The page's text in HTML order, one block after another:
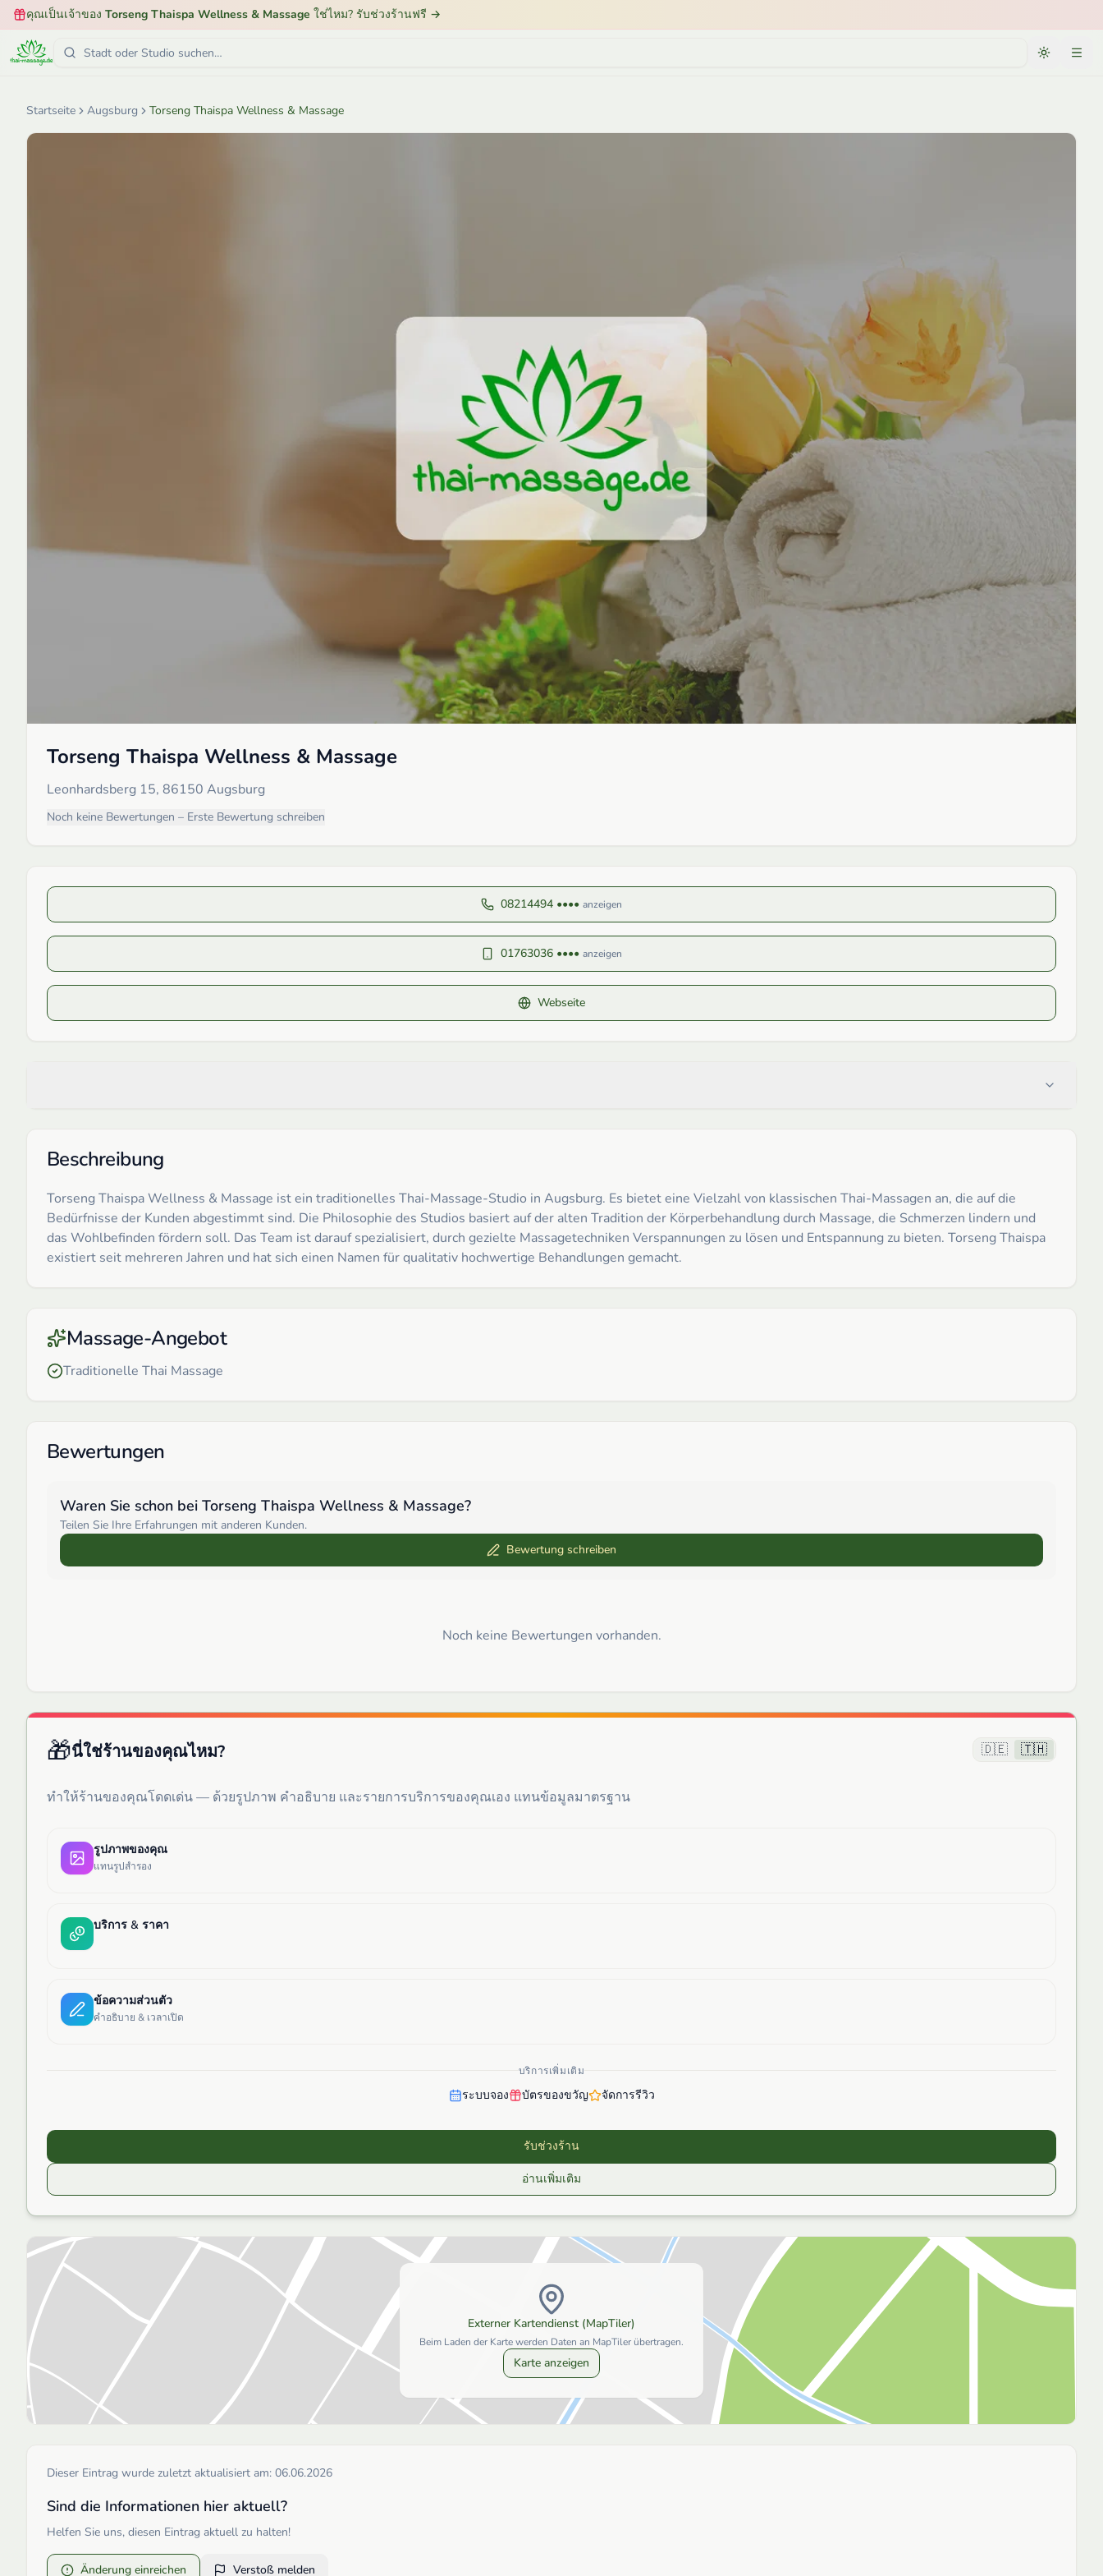
คุณเป็นเจ้าของ Torseng Thaispa Wellness & Massage ใช่ไหม? รับช่วงร้านฟรี →
Startseite Augsburg Torseng Thaispa Wellness & Massage
Torseng Thaispa Wellness & Massage
Leonhardsberg 15, 86150 Augsburg
Noch keine Bewertungen – Erste Bewertung schreiben
08214494 •••• anzeigen
01763036 •••• anzeigen
Webseite
Beschreibung
Torseng Thaispa Wellness & Massage ist ein traditionelles Thai-Massage-Studio in Augsburg. Es bietet eine Vielzahl von klassischen Thai-Massagen an, die auf die
Bedürfnisse der Kunden abgestimmt sind. Die Philosophie des Studios basiert auf der alten Tradition der Körperbehandlung durch Massage, die Schmerzen lindern und
das Wohlbefinden fördern soll. Das Team ist darauf spezialisiert, durch gezielte Massagetechniken Verspannungen zu lösen und Entspannung zu bieten. Torseng Thaispa
existiert seit mehreren Jahren und hat sich einen Namen für qualitativ hochwertige Behandlungen gemacht.
Massage-Angebot
Traditionelle Thai Massage
Bewertungen
Waren Sie schon bei Torseng Thaispa Wellness & Massage?
Teilen Sie Ihre Erfahrungen mit anderen Kunden.
Bewertung schreiben
Noch keine Bewertungen vorhanden.
🎁นี่ใช่ร้านของคุณไหม? 🇩🇪 🇹🇭
ทำให้ร้านของคุณโดดเด่น — ด้วยรูปภาพ คำอธิบาย และรายการบริการของคุณเอง แทนข้อมูลมาตรฐาน
รูปภาพของคุณ
แทนรูปสำรอง
บริการ & ราคา
ข้อความส่วนตัว
คำอธิบาย & เวลาเปิด
บริการเพิ่มเติม
ระบบจอง บัตรของขวัญ จัดการรีวิว
รับช่วงร้าน
อ่านเพิ่มเติม
Externer Kartendienst (MapTiler)
Beim Laden der Karte werden Daten an MapTiler übertragen.
Karte anzeigen
Dieser Eintrag wurde zuletzt aktualisiert am: 06.06.2026
Sind die Informationen hier aktuell?
Helfen Sie uns, diesen Eintrag aktuell zu halten!
Änderung einreichen Verstoß melden